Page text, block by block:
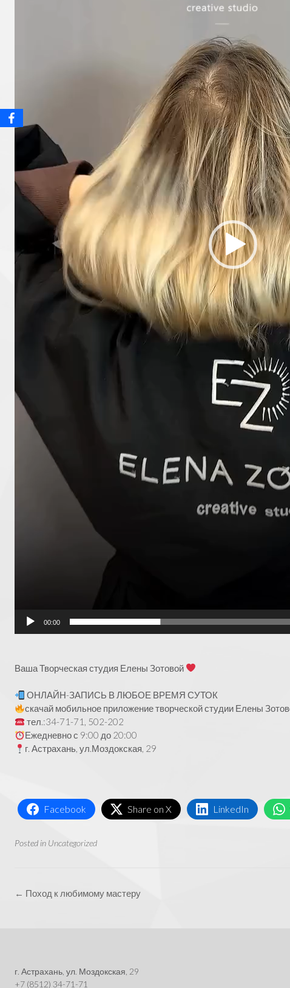
00:00
Ваша Творческая студия Елены Зотовой
ОНЛАЙН-ЗАПИСЬ В ЛЮБОЕ ВРЕМЯ СУТОК
скачай мобильное приложение творческой студии Елены
тел.:34-71-71, 502-202
Ежедневно с 9:00 до 20:00
г. Астрахань, ул.Моздокская, 29
Facebook Share on X LinkedIn
Posted in Uncategorized
Post
← Поход к любимому мастеру
г. Астрахань, ул. Моздокская, 29
+7 (8512) 34-71-71